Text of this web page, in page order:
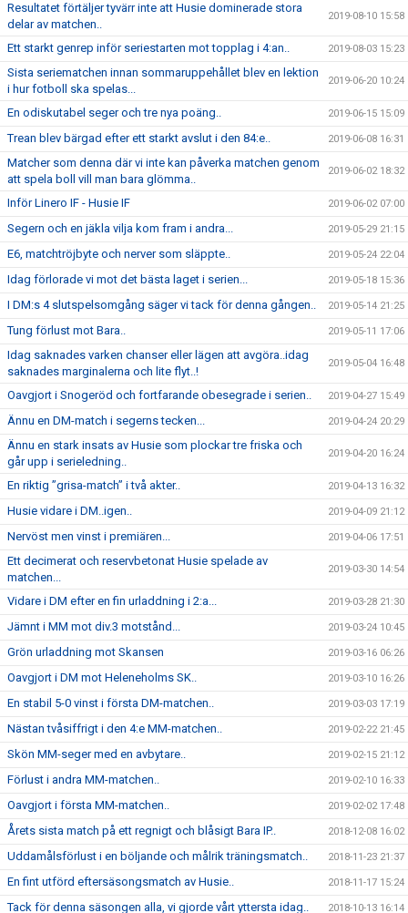
Resultatet förtäljer tyvärr inte att Husie dominerade stora
delar av matchen..
2019-08-10 15:58
Ett starkt genrep inför seriestarten mot topplag i 4:an.. 2019-08-03 15:23
Sista seriematchen innan sommaruppehållet blev en lektion
i hur fotboll ska spelas...
2019-06-20 10:24
En odiskutabel seger och tre nya poäng.. 2019-06-15 15:09
Trean blev bärgad efter ett starkt avslut i den 84:e.. 2019-06-08 16:31
Matcher som denna där vi inte kan påverka matchen genom
att spela boll vill man bara glömma..
2019-06-02 18:32
Inför Linero IF - Husie IF 2019-06-02 07:00
Segern och en jäkla vilja kom fram i andra... 2019-05-29 21:15
E6, matchtröjbyte och nerver som släppte.. 2019-05-24 22:04
Idag förlorade vi mot det bästa laget i serien... 2019-05-18 15:36
I DM:s 4 slutspelsomgång säger vi tack för denna gången.. 2019-05-14 21:25
Tung förlust mot Bara.. 2019-05-11 17:06
Idag saknades varken chanser eller lägen att avgöra..idag
saknades marginalerna och lite flyt..!
2019-05-04 16:48
Oavgjort i Snogeröd och fortfarande obesegrade i serien.. 2019-04-27 15:49
Ännu en DM-match i segerns tecken... 2019-04-24 20:29
Ännu en stark insats av Husie som plockar tre friska och
går upp i serieledning..
2019-04-20 16:24
En riktig ”grisa-match” i två akter.. 2019-04-13 16:32
Husie vidare i DM..igen.. 2019-04-09 21:12
Nervöst men vinst i premiären... 2019-04-06 17:51
Ett decimerat och reservbetonat Husie spelade av
matchen...
2019-03-30 14:54
Vidare i DM efter en fin urladdning i 2:a... 2019-03-28 21:30
Jämnt i MM mot div.3 motstånd... 2019-03-24 10:45
Grön urladdning mot Skansen 2019-03-16 06:26
Oavgjort i DM mot Heleneholms SK.. 2019-03-10 16:26
En stabil 5-0 vinst i första DM-matchen.. 2019-03-03 17:19
Nästan tvåsiffrigt i den 4:e MM-matchen.. 2019-02-22 21:45
Skön MM-seger med en avbytare.. 2019-02-15 21:12
Förlust i andra MM-matchen.. 2019-02-10 16:33
Oavgjort i första MM-matchen.. 2019-02-02 17:48
Årets sista match på ett regnigt och blåsigt Bara IP.. 2018-12-08 16:02
Uddamålsförlust i en böljande och målrik träningsmatch.. 2018-11-23 21:37
En fint utförd eftersäsongsmatch av Husie.. 2018-11-17 15:24
Tack för denna säsongen alla, vi gjorde vårt yttersta idag.. 2018-10-13 16:14